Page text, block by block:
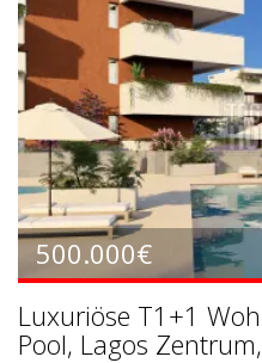
500.000€
Luxuriöse T1+1
Pool, Lagos